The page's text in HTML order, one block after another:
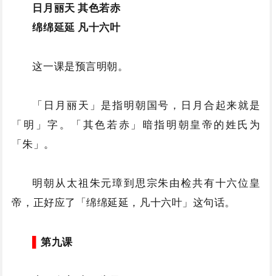
日月丽天 其色若赤
绵绵延延 凡十六叶
这一课是预言明朝。
「日月丽天」是指明朝国号，日月合起来就是
「明」字。「其色若赤」暗指明朝皇帝的姓氏为
「朱」。
明朝从太祖朱元璋到思宗朱由检共有十六位皇
帝，正好应了「绵绵延延，凡十六叶」这句话。
▌第九课